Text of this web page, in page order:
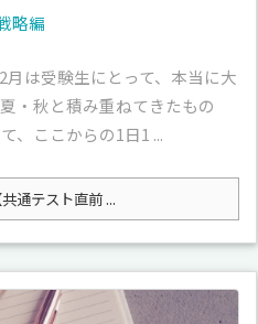
略編
は受験生にとって、本当に大
・秋と積み重ねてきたもの
、ここからの1日1 ...
共通テスト直前 ...